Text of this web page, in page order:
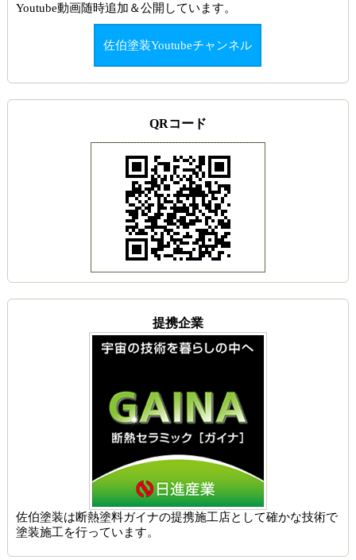
Youtube動画随時追加＆公開しています。
佐伯塗装Youtubeチャンネル
QRコード
提携企業
佐伯塗装は断熱塗料ガイナの提携施工店として確かな技術で
塗装施工を行っています。